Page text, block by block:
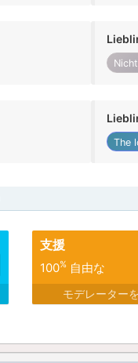
The
支援
100%自由な
モデレーター